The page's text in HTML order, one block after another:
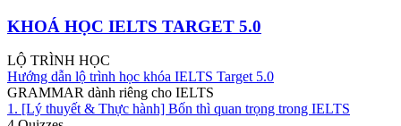
KHOÁ HỌC IELTS TARGET 5.0
LỘ TRÌNH HỌC
Hướng dẫn lộ trình học khóa IELTS Target 5.0
GRAMMAR dành riêng cho IELTS
1. [Lý thuyết & Thực hành] Bốn thì quan trọng trong IELTS